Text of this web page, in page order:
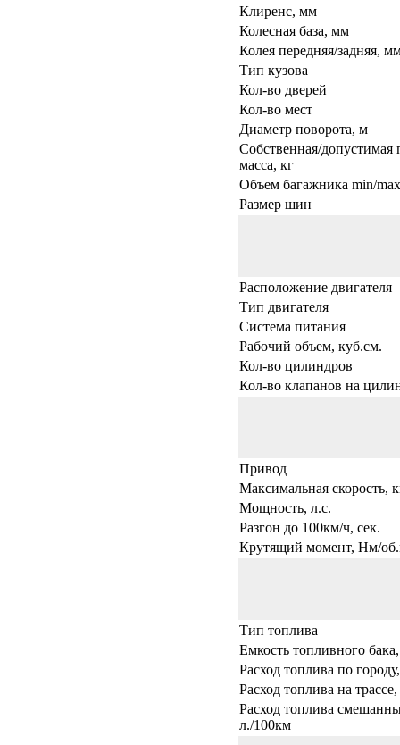
Клиренс, мм
Колесная база, мм
Колея передняя/задняя,
Тип кузова
Кол-во дверей
Кол-во мест
Диаметр поворота, м
Собственная/допустимая
масса, кг
Объем багажника min/
Размер шин
Расположение двигателя
Тип двигателя
Система питания
Рабочий объем, куб.см.
Кол-во цилиндров
Кол-во клапанов на
Привод
Максимальная скорость,
Мощность, л.с.
Разгон до 100км/ч, сек.
Крутящий момент, Нм/
Тип топлива
Емкость топливного
Расход топлива по
Расход топлива на
Расход топлива
л./100км